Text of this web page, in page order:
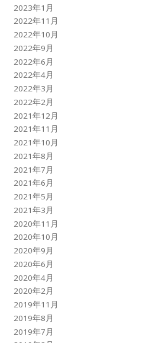
2023年1月
2022年11月
2022年10月
2022年9月
2022年6月
2022年4月
2022年3月
2022年2月
2021年12月
2021年11月
2021年10月
2021年8月
2021年7月
2021年6月
2021年5月
2021年3月
2020年11月
2020年10月
2020年9月
2020年6月
2020年4月
2020年2月
2019年11月
2019年8月
2019年7月